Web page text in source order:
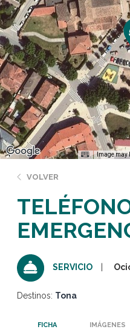
Image may
VOLVER
SERVICIO
Destinos: Tona
FICHA IMÁGENES